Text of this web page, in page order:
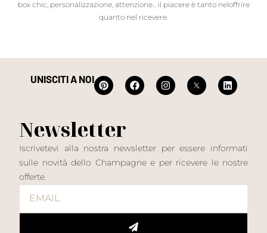
box chic, personalizzazione, attenzione... il piacere è tanto neloffrire
quanto nel ricevere.
UNISCITI A NOI
Newsletter
Iscrivetevi alla nostra newsletter per essere informati
sulle novità dello Champagne e per ricevere le nostre
offerte.